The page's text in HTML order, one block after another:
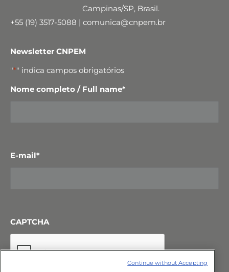
Campinas/SP, Brasil.
+55 (19) 3517-5088 | comunica@cnpem.br
Newsletter CNPEM
"*" indica campos obrigatórios
Nome completo / Full name*
E-mail*
CAPTCHA
Continue without Accepting